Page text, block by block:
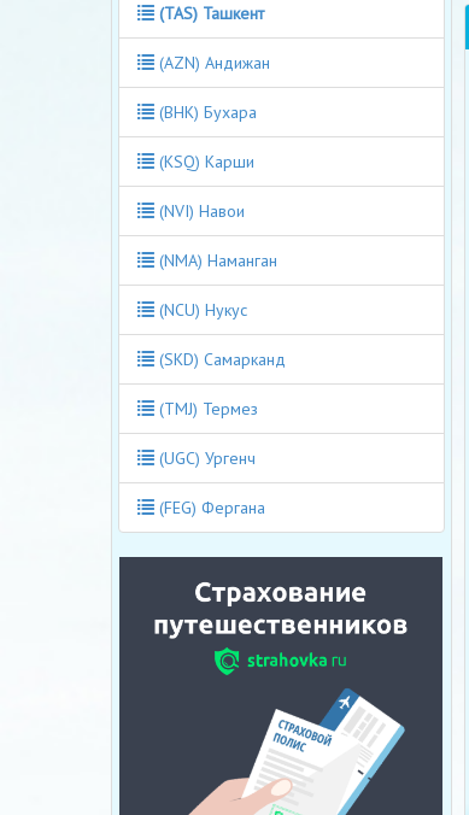
(TAS) Ташкент
(AZN) Андижан
(BHK) Бухара
(KSQ) Карши
(NVI) Навои
(NMA) Наманган
(NCU) Нукус
(SKD) Самарканд
(TMJ) Термез
(UGC) Ургенч
(FEG) Фергана